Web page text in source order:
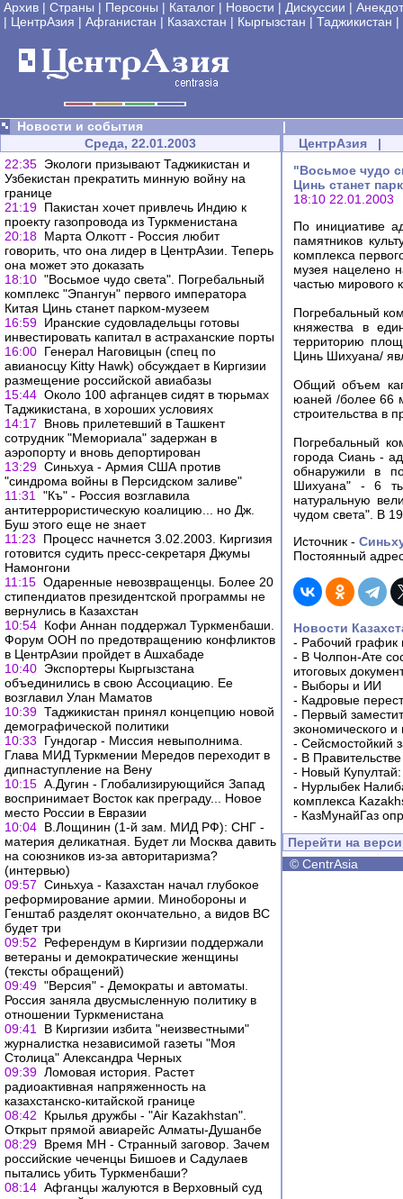
Архив | Страны | Персоны | Каталог | Новости | Дискуссии |
| ЦентрАзия | Афганистан | Казахстан | Кыргызстан | Таджикистан |
Новости и события
|
Среда, 22.01.2003
22:35 Экологи призывают Таджикистан и
Узбекистан прекратить минную войну на
границе
21:19 Пакистан хочет привлечь Индию к
проекту газопровода из Туркменистана
20:18 Марта Олкотт - Россия любит
говорить, что она лидер в ЦентрАзии. Теперь
она может это доказать
18:10 "Восьмое чудо света". Погребальный
комплекс "Эпангун" первого императора
Китая Цинь станет парком-музеем
16:59 Иранские судовладельцы готовы
инвестировать капитал в астраханские порты
16:00 Генерал Наговицын (спец по
авианосцу Kitty Hawk) обсуждает в Киргизии
размещение российской авиабазы
15:44 Около 100 афганцев сидят в тюрьмах
Таджикистана, в хороших условиях
14:17
Вновь прилетевший в Ташкент
сотрудник "Мемориала" задержан в
аэропорту и вновь депортирован
13:29 Синьхуа - Армия США против
"синдрома войны в Персидском заливе"
11:31
"Къ" - Россия возглавила
антитеррористическую коалицию... но Дж.
Буш этого еще не знает
11:23
Процесс начнется 3.02.2003. Киргизия
готовится судить пресс-секретаря Джумы
Намонгони
11:15 Одаренные невозвращенцы. Более 20
стипендиатов президентской программы не
вернулись в Казахстан
10:54 Кофи Аннан поддержал Туркменбаши.
Форум ООН по предотвращению конфликтов
в ЦентрАзии пройдет в Ашхабаде
10:40 Экспортеры Кыргызстана
объединились в свою Ассоциацию. Ее
возглавил Улан Маматов
10:39 Таджикистан принял концепцию новой
демографической политики
10:33
Гундогар - Миссия невыполнима.
Глава МИД Туркмении Мередов переходит в
дипнаступление на Вену
10:15 А.Дугин - Глобализирующийся Запад
воспринимает Восток как преграду... Новое
место России в Евразии
10:04 В.Лощинин (1-й зам. МИД РФ): СНГ -
материя деликатная. Будет ли Москва давить
на союзников из-за авторитаризма?
(интервью)
09:57 Синьхуа - Казахстан начал глубокое
реформирование армии. Минобороны и
Генштаб разделят окончательно, а видов ВС
будет три
09:52
Референдум в Киргизии поддержали
ветераны и демократические женщины
(тексты обращений)
09:49 "Версия" - Демократы и автоматы.
Россия заняла двусмысленную политику в
отношении Туркменистана
09:41
В Киргизии избита "неизвестными"
журналистка независимой газеты "Моя
Столица" Александра Черных
09:39 Ломовая история. Растет
радиоактивная напряженность на
казахстанско-китайской границе
08:42
Крылья дружбы - "Air Kazakhstan".
Открыт прямой авиарейс Алматы-Душанбе
08:29 Время МН - Странный заговор. Зачем
российские чеченцы Бишоев и Садулаев
пытались убить Туркменбаши?
08:14 Афганцы жалуются в Верховный суд
ЦентрАзия |
"Восьмое чудо
Цинь станет
18:10 22.01.2003
По инициативе
памятников
комплекса
музея нацелено
частью мирового
Погребальный
княжества в
территорию
Цинь Шихуана/
Общий объем
юаней /более 66
строительства в
Погребальный
города Сиань -
обнаружили в
Шихуана" - 6
натуральную
чудом света". В
Источник -
Постоянный
Новости
- Рабочий график
- В Чолпон-Ате
итоговых
- Выборы и ИИ
- Кадровые
- Первый
экономического
- Сейсмостойкий
- В
- Новый
- Нурлыбек
комплекса
- КазМунайГаз
Перейти на
© CentrAsia